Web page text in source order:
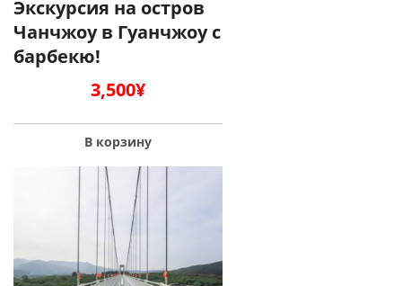
Экскурсия на остров
Чанчжоу в Гуанчжоу с
барбекю!
3,500¥
В корзину